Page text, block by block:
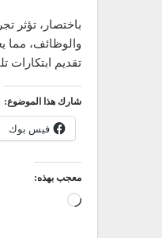
باختصار، تؤثر
والوظائف، مما
تقديم ابتكارات
شارك هذا الموضوع:
فيس بوك
معجب بهذه:
جاري